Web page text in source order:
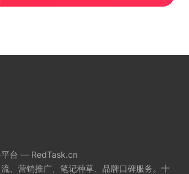
平台 — RedTask.cn
、营销推广、笔记种草、品牌口碑服务。十